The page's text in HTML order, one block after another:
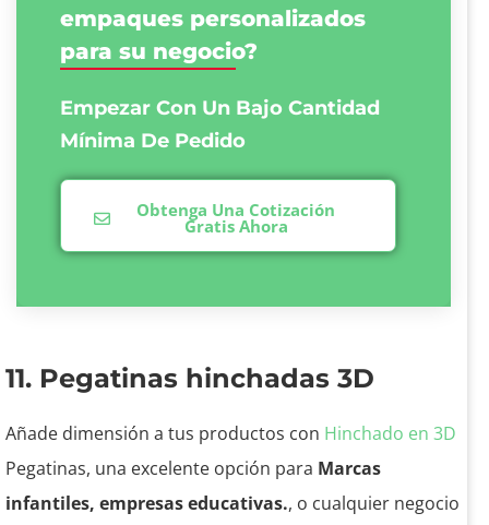
empaques personalizados
para su negocio?
Empezar Con Un Bajo Cantidad
Mínima De Pedido
Obtenga Una Cotización
Gratis Ahora
11. Pegatinas hinchadas 3D
Añade dimensión a tus productos con Hinchado en 3D
Pegatinas, una excelente opción para Marcas
infantiles, empresas educativas., o cualquier negocio